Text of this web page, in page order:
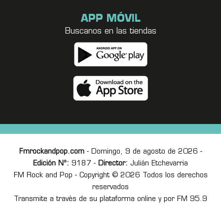
APP MÓVIL
Buscanos en las tiendas
Fmrockandpop.com- Domingo, 9 de agosto de 2026 -
Edición Nº: 9187 - Director: Julián Etchevarria
FM Rock and Pop - Copyright © 2026 Todos los derechos
reservados
Transmite a través de su plataforma online y por FM 95.9